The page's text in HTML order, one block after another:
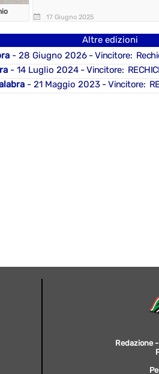
17 Giugno 2025
Altre edizioni
- 28 Giugno 2026 - Vincitore:
- 14 Luglio 2024 - Vincitore:
- 21 Maggio 2023 - Vincitore:
Redazione